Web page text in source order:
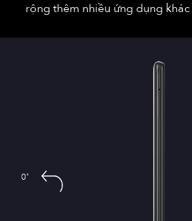
rộng thêm nhiều ứng dụng